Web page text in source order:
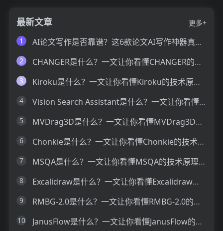
最新文章
更多+
1
AI论文写作是否靠谱？这6款论文AI写作神器真的可以让你效率翻倍
2 CHANGER是什么？一文让你看懂CHANGER的技术原理、主要功能、应用场景
3 Kiroku是什么？一文让你看懂Kiroku的技术原理、主要功能、应用场景
4 Vision Search Assistant是什么？一文让你看懂Vision Search Assistant的技术原理、主要功能、应用场景
5 MVDrag3D是什么？一文让你看懂MVDrag3D的技术原理、主要功能、应用场景
6 Chonkie是什么？一文让你看懂Chonkie的技术原理、主要功能、应用场景
7 MSQA是什么？一文让你看懂MSQA的技术原理、主要功能、应用场景
8 Excalidraw是什么？一文让你看懂Excalidraw的技术原理、主要功能、应用场景
9 RMBG-2.0是什么？一文让你看懂RMBG-2.0的技术原理、主要功能、应用场景
10 JanusFlow是什么？一文让你看懂JanusFlow的技术原理、主要功能、应用场景